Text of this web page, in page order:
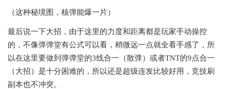
（这种秘境图，核弹能爆一片）
最后说一下大招，由于这里的力度和距离都是玩家手动操控
的，不像弹弹堂有公式可以看，稍微远一点就全看手感了，所
以在这里要做到弹弹堂的3线合一（散弹）或者TNT的9点合一
（大招）是十分困难的，所以还是超级连发比较好用，竞技刷
副本也不冲突。